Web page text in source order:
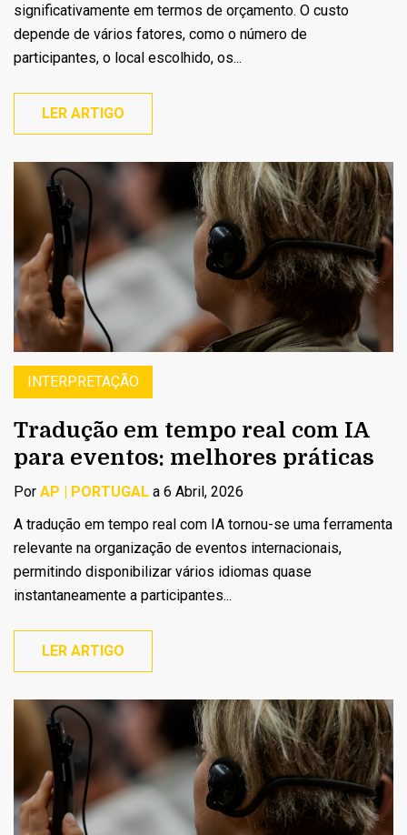
significativamente em termos de orçamento. O custo
depende de vários fatores, como o número de
participantes, o local escolhido, os...
LER ARTIGO
INTERPRETAÇÃO
Tradução em tempo real com IA
para eventos: melhores práticas
Por AP | PORTUGAL a 6 Abril, 2026
A tradução em tempo real com IA tornou-se uma ferramenta
relevante na organização de eventos internacionais,
permitindo disponibilizar vários idiomas quase
instantaneamente a participantes...
LER ARTIGO